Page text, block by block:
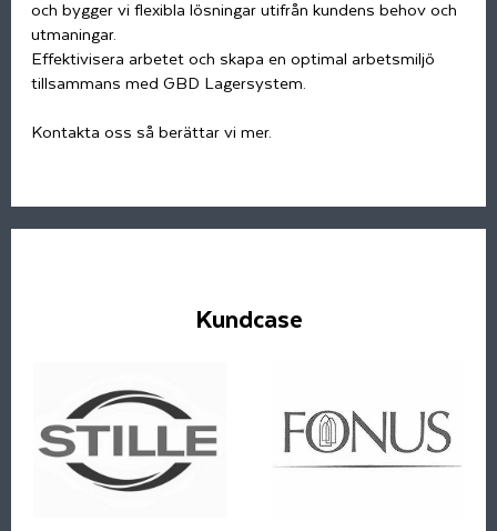
och bygger vi flexibla lösningar utifrån kundens behov och
utmaningar.
Effektivisera arbetet och skapa en optimal arbetsmiljö
tillsammans med GBD Lagersystem.
Kontakta oss så berättar vi mer.
Kundcase